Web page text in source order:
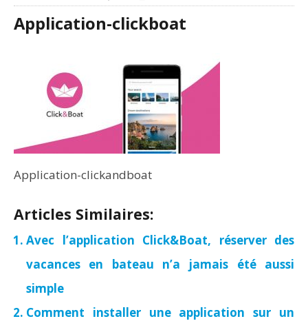
Application-clickboat
Application-clickandboat
Articles Similaires:
Avec l’application Click&Boat, réserver des
vacances en bateau n’a jamais été aussi
simple
Comment installer une application sur un